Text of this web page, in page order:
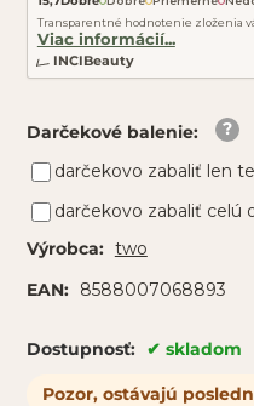
Transparentné hodnotenie zloženia
Viac informácií...
INCIBeauty
Darčekové balenie:
darčekovo zabaliť len
darčekovo zabaliť celú
Výrobca: two
EAN: 8588007068893
Dostupnosť: skladom
Pozor, ostávajú